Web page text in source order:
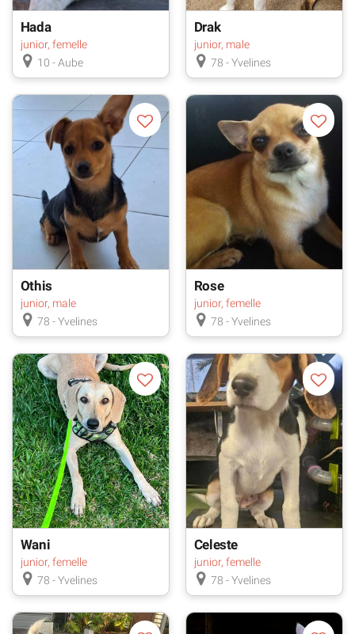
Hada
junior, femelle
10 - Aube
Drak
junior, male
78 - Yvelines
Othis
junior, male
78 - Yvelines
Rose
junior, femelle
78 - Yvelines
Wani
junior, femelle
78 - Yvelines
Celeste
junior, femelle
78 - Yvelines